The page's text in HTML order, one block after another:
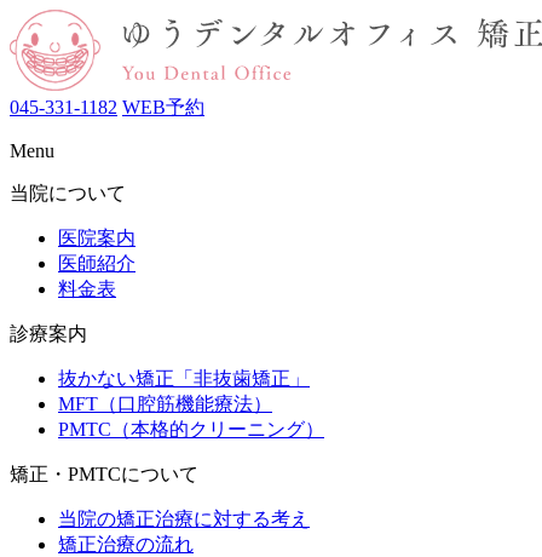
045-331-1182 WEB予約
Menu
当院について
医院案内
医師紹介
料金表
診療案内
抜かない矯正「非抜歯矯正」
MFT（口腔筋機能療法）
PMTC（本格的クリーニング）
矯正・PMTCについて
当院の矯正治療に対する考え
矯正治療の流れ